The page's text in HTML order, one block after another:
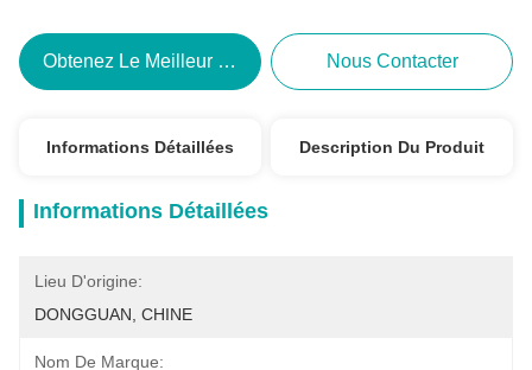
Obtenez Le Meilleur Prix Nous Contacter
Informations Détaillées Description Du Produit
Informations Détaillées
Lieu D'origine:
DONGGUAN, CHINE
Nom De Marque: